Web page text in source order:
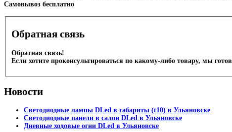
Cамовывоз бесплатно
Обратная связь
Обратная связь!
Если хотите проконсультироваться по какому-либо товару, мы
Новости
Светодиодные лампы DLed в габариты (t10) в Ульяновске
Светодиодные панели в салон DLed в Ульяновске
Дневные ходовые огни DLed в Ульяновске